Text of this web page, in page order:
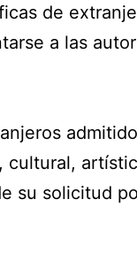
de
a las
cultural,
su solicitud